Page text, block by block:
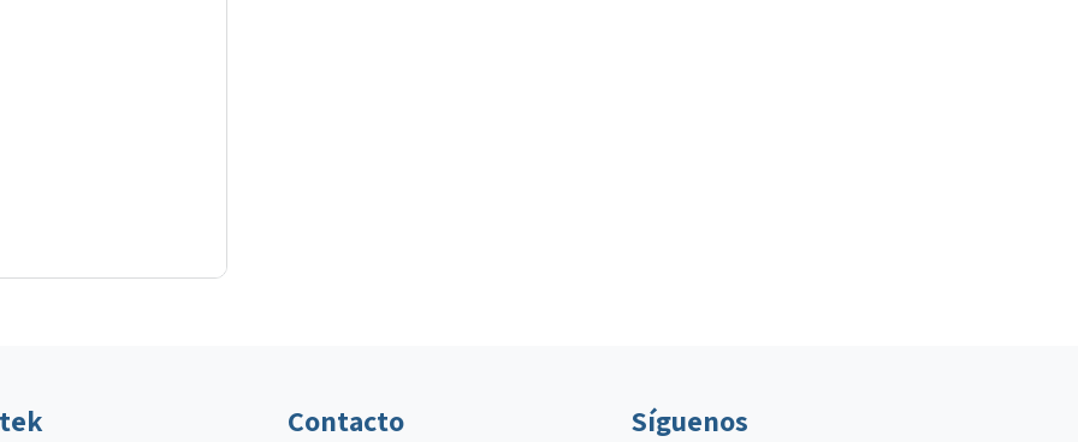
Contacto Síguenos